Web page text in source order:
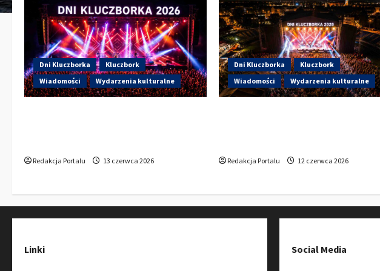
Dni Kluczborka
Kluczbork
Wiadomości
Wydarzenia kulturalne
Redakcja Portalu 13 czerwca 2026
Dni Kluczborka
Kluczbork
Wiadomości
Wydarzenia kulturalne
Redakcja Portalu 12 czerwca 2026
Linki Social Media